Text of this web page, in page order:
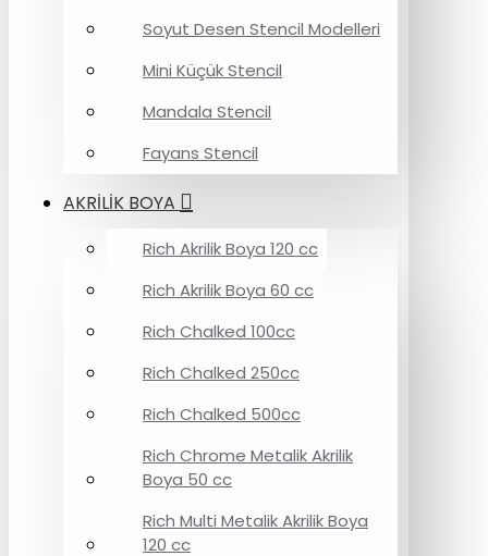
Soyut Desen Stencil Modelleri
Mini Küçük Stencil
Mandala Stencil
Fayans Stencil
AKRİLİK BOYA
Rich Akrilik Boya 120 cc
Rich Akrilik Boya 60 cc
Rich Chalked 100cc
Rich Chalked 250cc
Rich Chalked 500cc
Rich Chrome Metalik Akrilik
Boya 50 cc
Rich Multi Metalik Akrilik Boya
120 cc